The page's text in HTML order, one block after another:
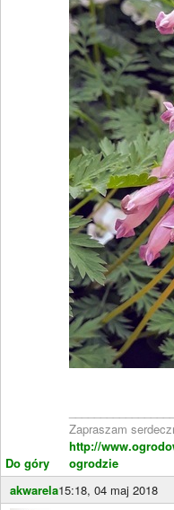
Do góry
Zapraszam
http://
ogrodzie
akwarela15:18, 04 maj 2018